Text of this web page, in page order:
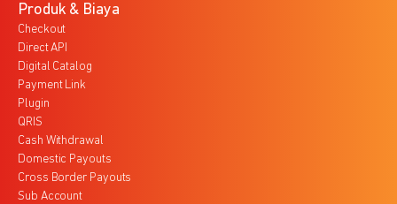
Produk & Biaya
Checkout
Direct API
Digital Catalog
Payment Link
Plugin
QRIS
Cash Withdrawal
Domestic Payouts
Cross Border Payouts
Sub Account